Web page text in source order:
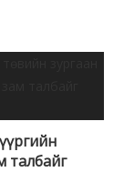
талбайг